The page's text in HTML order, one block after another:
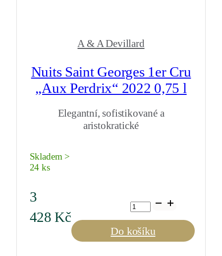
A & A Devillard
Nuits Saint Georges 1er Cru
„Aux Perdrix“ 2022 0,75 l
Elegantní, sofistikované a
aristokratické
Skladem >
24 ks
3
428Kč
Nuits
Saint
Georges
1er
Cru
Do košíku